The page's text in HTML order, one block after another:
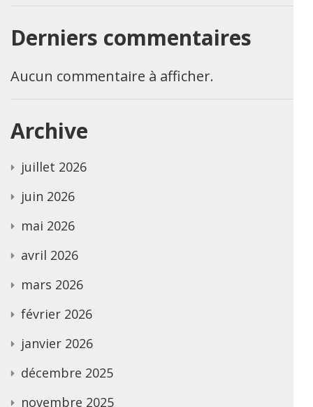
Derniers commentaires
Aucun commentaire à afficher.
Archive
juillet 2026
juin 2026
mai 2026
avril 2026
mars 2026
février 2026
janvier 2026
décembre 2025
novembre 2025